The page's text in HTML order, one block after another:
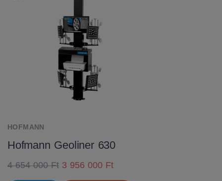
HOFMANN
Hofmann Geoliner 630
4 654 000 Ft 3 956 000 Ft